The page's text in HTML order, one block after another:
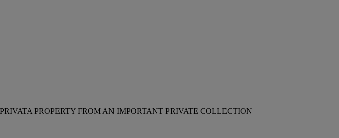
PROPERTY FROM AN IMPORTANT PRIVATE COLLECTION